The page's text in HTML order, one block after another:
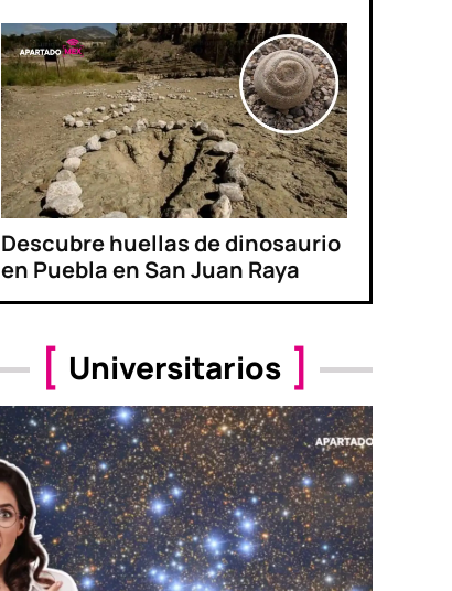
Descubre huellas de dinosaurio
en Puebla en San Juan Raya
Universitarios